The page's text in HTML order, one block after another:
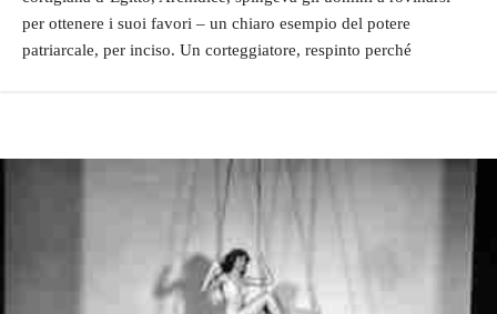
per ottenere i suoi favori – un chiaro esempio del potere
patriarcale, per inciso. Un corteggiatore, respinto perché